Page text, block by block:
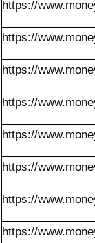
https://
https://
https://
https://
https://
https://
https://
https://